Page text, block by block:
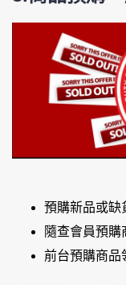
預購新品或缺
隨查會員預購
前台預購商品